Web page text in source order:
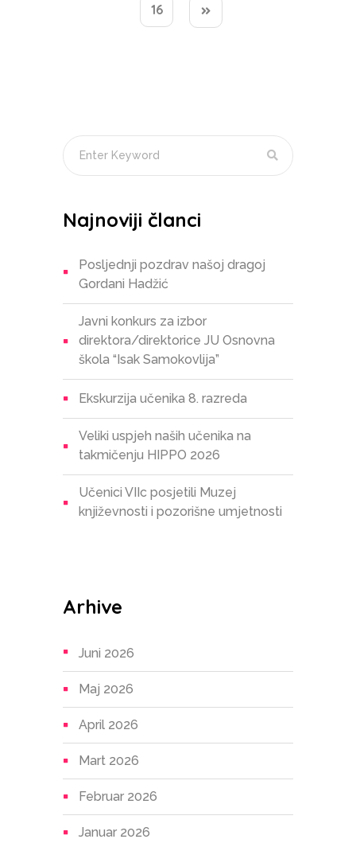
Najnoviji članci
Posljednji pozdrav našoj dragoj
Gordani Hadžić
Javni konkurs za izbor
direktora/direktorice JU Osnovna
škola “Isak Samokovlija”
Ekskurzija učenika 8. razreda
Veliki uspjeh naših učenika na
takmičenju HIPPO 2026
Učenici VIIc posjetili Muzej
književnosti i pozorišne umjetnosti
16
Arhive
Juni 2026
Maj 2026
April 2026
Mart 2026
Februar 2026
Januar 2026